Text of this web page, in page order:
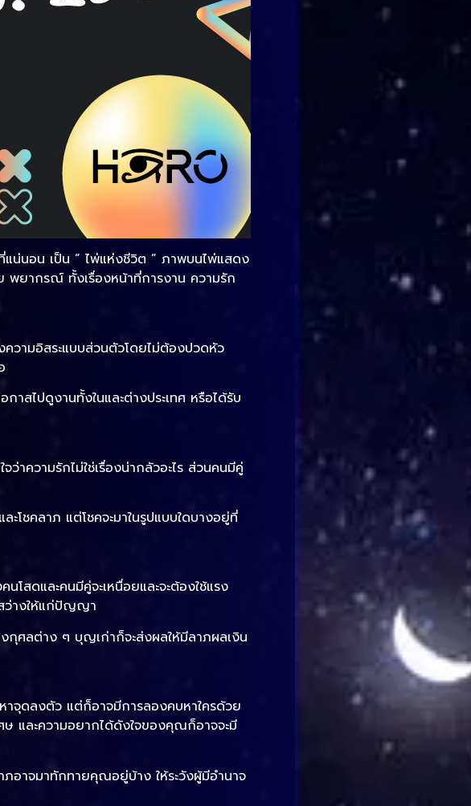
แน่นอน เป็น ” ไพ่แห่งชีวิต ” ภาพบนไพ่แสดง
พยากรณ์ ทั้งเรื่องหน้าที่การงาน ความรัก
วามอิสระแบบส่วนตัวโดยไม่ต้องปวดหัว
าสไปดูงานทั้งในและต่างประเทศ หรือได้รับ
าความรักไม่ใช่เรื่องน่ากลัวอะไร ส่วนคนมีคู่
โชคลาภ แต่โชคจะมาในรูปแบบใดบางอยู่ที่
สดและคนมีคู่จะเหนื่อยและจะต้องใช้แรง
สว่างให้แก่ปัญญา
กุศลต่าง ๆ บุญเก่าก็จะส่งผลให้มีลาภผลเงิน
จุดลงตัว แต่ก็อาจมีการลองคบหาใครด้วย
และความอยากได้ดังใจของคุณก็อาจจะมี
ภอาจมาทักทายคุณอยู่บ้าง ให้ระวังผู้มีอำนาจ